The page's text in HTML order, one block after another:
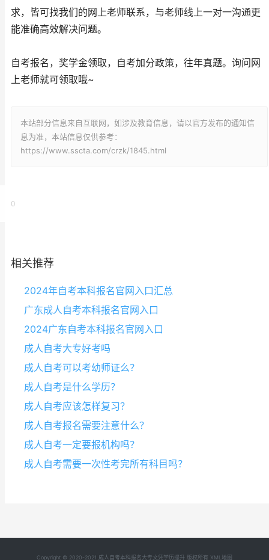
求，皆可找我们的网上老师联系，与老师线上一对一沟通更
能准确高效解决问题。
自考报名，奖学金领取，自考加分政策，往年真题。询问网
上老师就可领取哦~
本站部分信息来自互联网，如涉及教育信息，请以官方发布的通知信
息为准，本站信息仅供参考：
https://www.sscta.com/crzk/1845.html
0
相关推荐
2024年自考本科报名官网入口汇总
广东成人自考本科报名官网入口
2024广东自考本科报名官网入口
成人自考大专好考吗
成人自考可以考幼师证么？
成人自考是什么学历？
成人自考应该怎样复习？
成人自考报名需要注意什么？
成人自考一定要报机构吗？
成人自考需要一次性考完所有科目吗？
Copyright © 2020-2021 成人自考本科报名大专文凭学历提升 版权所有 XML地图